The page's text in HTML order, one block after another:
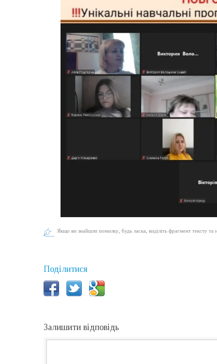
Якщо ви знайшли помилку, будь ласка, виділіть фрагмент тексту та
Поділитися
Залишити відповідь